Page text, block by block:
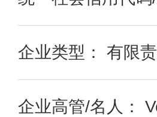
企业类型： 有限
企业高管/名人：